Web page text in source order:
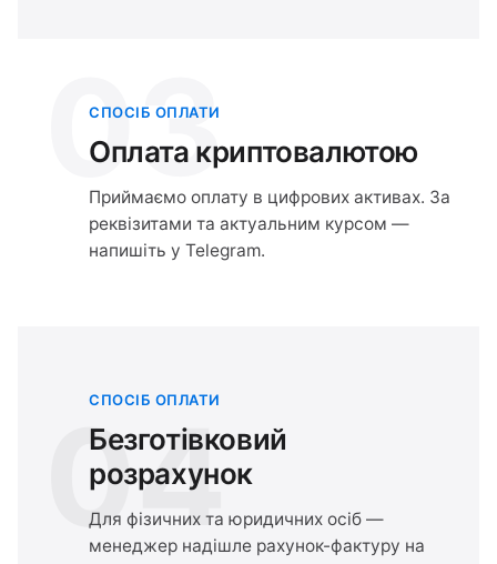
03
СПОСІБ ОПЛАТИ
Оплата криптовалютою
Приймаємо оплату в цифрових активах. За
реквізитами та актуальним курсом —
напишіть у Telegram.
04
СПОСІБ ОПЛАТИ
Безготівковий
розрахунок
Для фізичних та юридичних осіб —
менеджер надішле рахунок-фактуру на